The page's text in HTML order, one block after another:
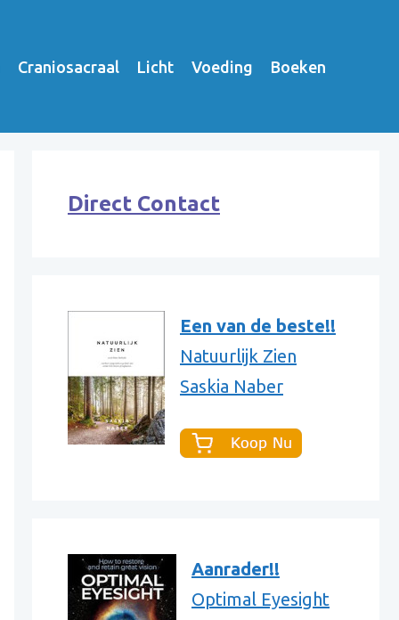
Craniosacraal Licht Voeding Boeken
Direct Contact
Een van de beste!!
Natuurlijk Zien
Saskia Naber
Aanrader!!
Optimal Eyesight